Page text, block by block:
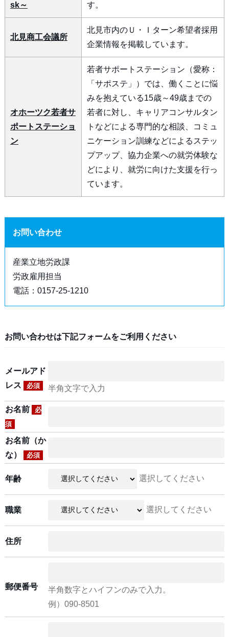
sk～
す。
北見商工会議所
北見市内のＵ・Ｉターン希望者採用
企業情報を掲載しています。
オホーツク若者サ
ポートステーショ
ン
若者サポートステーション（愛称：
「サポステ」）では、働くことに悩
みを抱えている15歳～49歳までの
若者に対し、キャリアコンサルタン
トなどによる専門的な相談、コミュ
ニケーション訓練などによるステッ
プアップ、協力企業への就労体験な
どにより、就労に向けた支援を行っ
ています。
お問い合わせ
産業立地労政課
労政雇用担当
電話：0157-25-1210
お問い合わせは下記フォームをご利用ください
メールアド
レス
必須 半角文字で入力
お名前
必
須
お名前（か
な）
必須
年齢 選択してください
職業 選択してください
住所
郵便番号
半角数字とハイフンのみで入力。
例）090-8501